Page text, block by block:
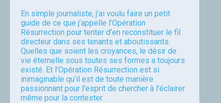
En simple journaliste, j’ai voulu faire un petit
guide de ce que j’appelle l’Opération
Résurrection pour tenter d’en reconstituer le fil
directeur dans ses tenants et aboutissants.
Quelles que soient les croyances, le désir de
vie éternelle sous toutes ses formes a toujours
existé. Et l’Opération Résurrection est si
inimaginable qu’il est de toute manière
passionnant pour l’esprit de chercher à l’éclairer
même pour la contester.